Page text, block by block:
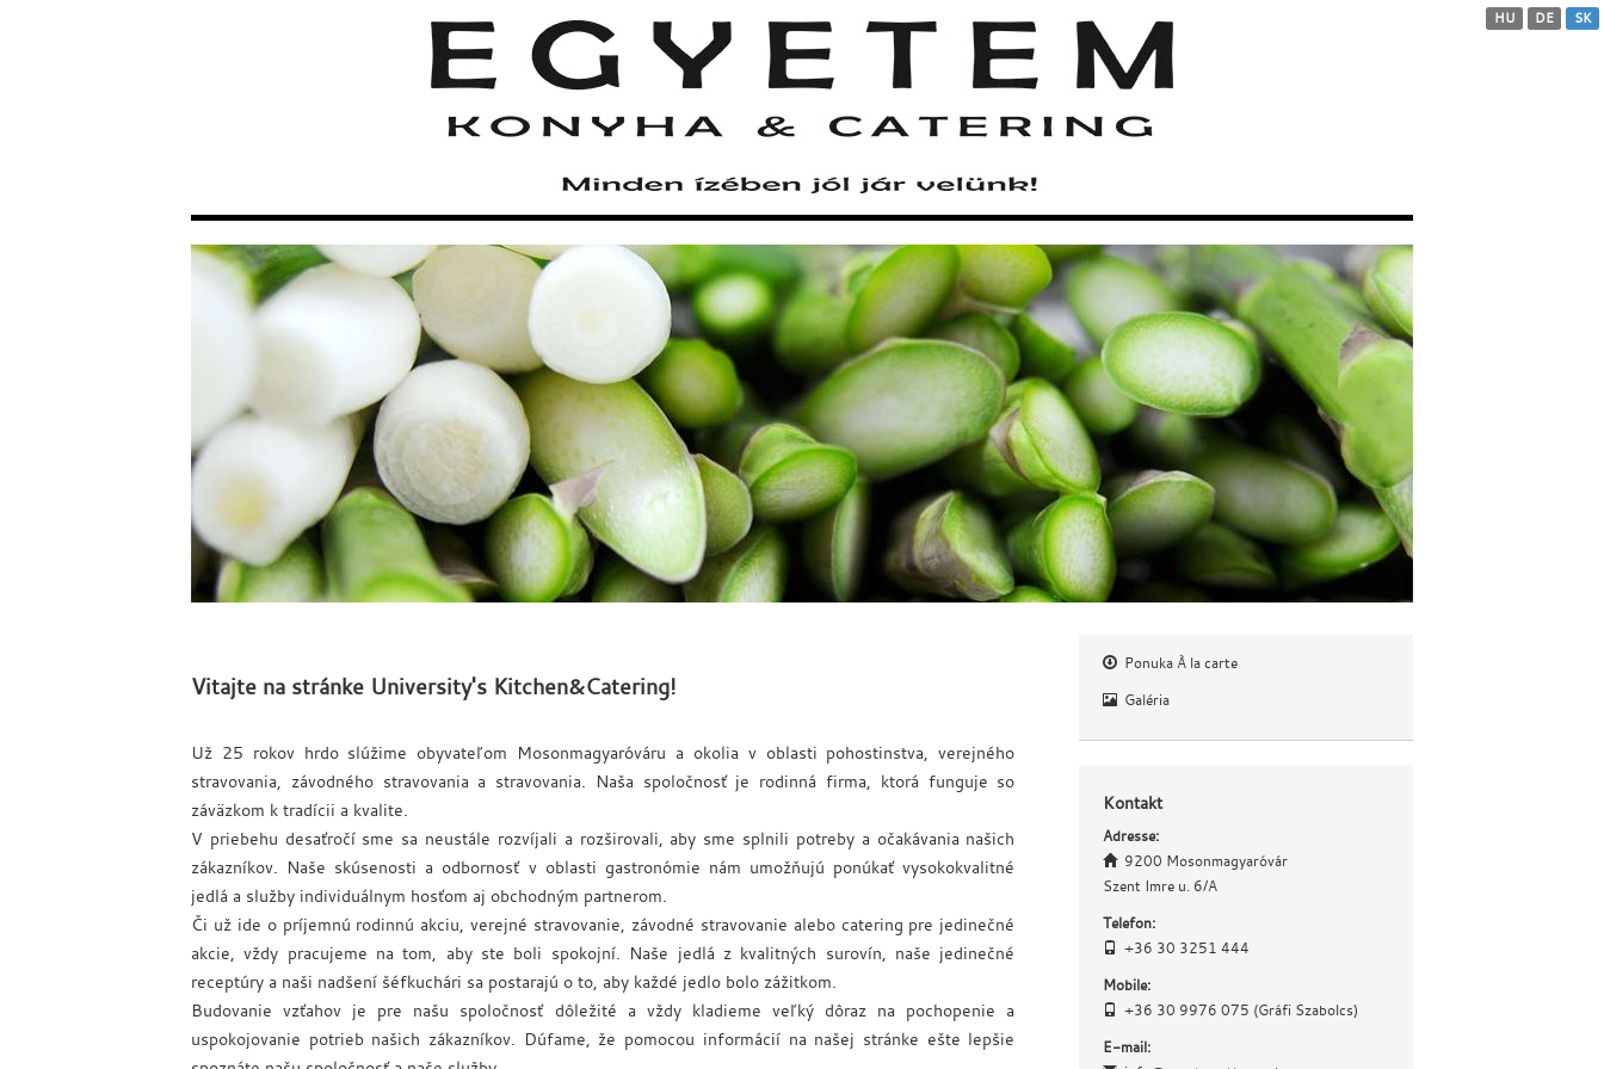
HU DE SK
Vitajte na stránke University's Kitchen&Catering!
Už 25 rokov hrdo slúžime obyvateľom Mosonmagyaróváru a okolia v oblasti pohostinstva, verejného
stravovania, závodného stravovania a stravovania. Naša spoločnosť je rodinná firma, ktorá funguje so
záväzkom k tradícii a kvalite.
V priebehu desaťročí sme sa neustále rozvíjali a rozširovali, aby sme splnili potreby a očakávania našich
zákazníkov. Naše skúsenosti a odbornosť v oblasti gastronómie nám umožňujú ponúkať vysokokvalitné
jedlá a služby individuálnym hosťom aj obchodným partnerom.
Či už ide o príjemnú rodinnú akciu, verejné stravovanie, závodné stravovanie alebo catering pre jedinečné
akcie, vždy pracujeme na tom, aby ste boli spokojní. Naše jedlá z kvalitných surovín, naše jedinečné
receptúry a naši nadšení šéfkuchári sa postarajú o to, aby každé jedlo bolo zážitkom.
Budovanie vzťahov je pre našu spoločnosť dôležité a vždy kladieme veľký dôraz na pochopenie a
uspokojovanie potrieb našich zákazníkov. Dúfame, že pomocou informácií na našej stránke ešte lepšie
Ponuka À la carte
Galéria
Kontakt
Adresse:
9200 Mosonmagyaróvár
Szent Imre u. 6/A
Telefon:
+36 30 3251 444
Mobile:
+36 30 9976 075 (Gráfi Szabolcs)
E-mail: